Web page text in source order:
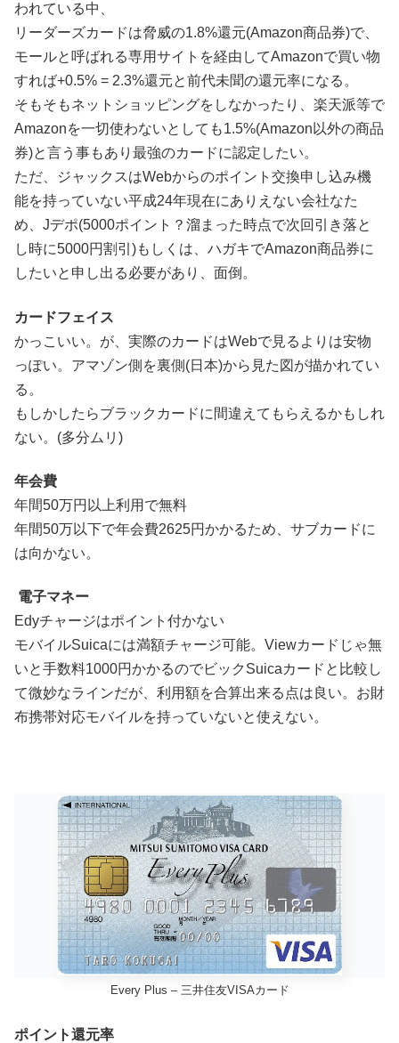
われている中、
リーダーズカードは脅威の1.8%還元(Amazon商品券)で、
モールと呼ばれる専用サイトを経由してAmazonで買い物
すれば+0.5% = 2.3%還元と前代未聞の還元率になる。
そもそもネットショッピングをしなかったり、楽天派等で
Amazonを一切使わないとしても1.5%(Amazon以外の商品
券)と言う事もあり最強のカードに認定したい。
ただ、ジャックスはWebからのポイント交換申し込み機
能を持っていない平成24年現在にありえない会社なた
め、Jデポ(5000ポイント？溜まった時点で次回引き落と
し時に5000円割引)もしくは、ハガキでAmazon商品券に
したいと申し出る必要があり、面倒。
カードフェイス
かっこいい。が、実際のカードはWebで見るよりは安物
っぽい。アマゾン側を裏側(日本)から見た図が描かれてい
る。
もしかしたらブラックカードに間違えてもらえるかもしれ
ない。(多分ムリ)
年会費
年間50万円以上利用で無料
年間50万以下で年会費2625円かかるため、サブカードに
は向かない。
電子マネー
Edyチャージはポイント付かない
モバイルSuicaには満額チャージ可能。Viewカードじゃ無
いと手数料1000円かかるのでビックSuicaカードと比較し
て微妙なラインだが、利用額を合算出来る点は良い。お財
布携帯対応モバイルを持っていないと使えない。
Every Plus – 三井住友VISAカード
ポイント還元率